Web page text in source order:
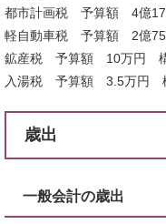
都市計画税 予算額 4億
軽自動車税 予算額 2億
鉱産税 予算額 10万円
入湯税 予算額 3.5万円
歳出
一般会計の歳出